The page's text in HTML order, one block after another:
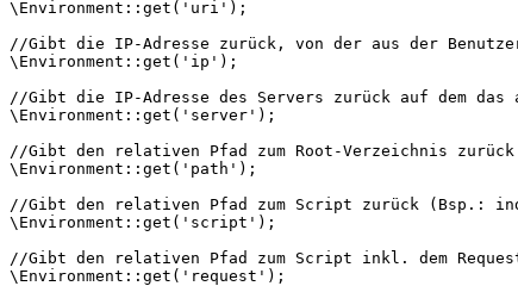
\Environment::get( 'uri' );
//Gibt die IP-Adresse zurück, von der aus der
\Environment::get( 'ip' );
//Gibt die IP-Adresse des Servers zurück auf dem
\Environment::get( 'server' );
//Gibt den relativen Pfad zum Root-Verzeichnis zurück
\Environment::get( 'path' );
//Gibt den relativen Pfad zum Script zurück (Bsp.:
\Environment::get( 'script' );
//Gibt den relativen Pfad zum Script inkl. dem
\Environment::get( 'request' );